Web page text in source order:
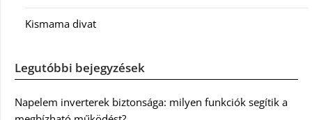
Kismama divat
Legutóbbi bejegyzések
Napelem inverterek biztonsága: milyen funkciók segítik a